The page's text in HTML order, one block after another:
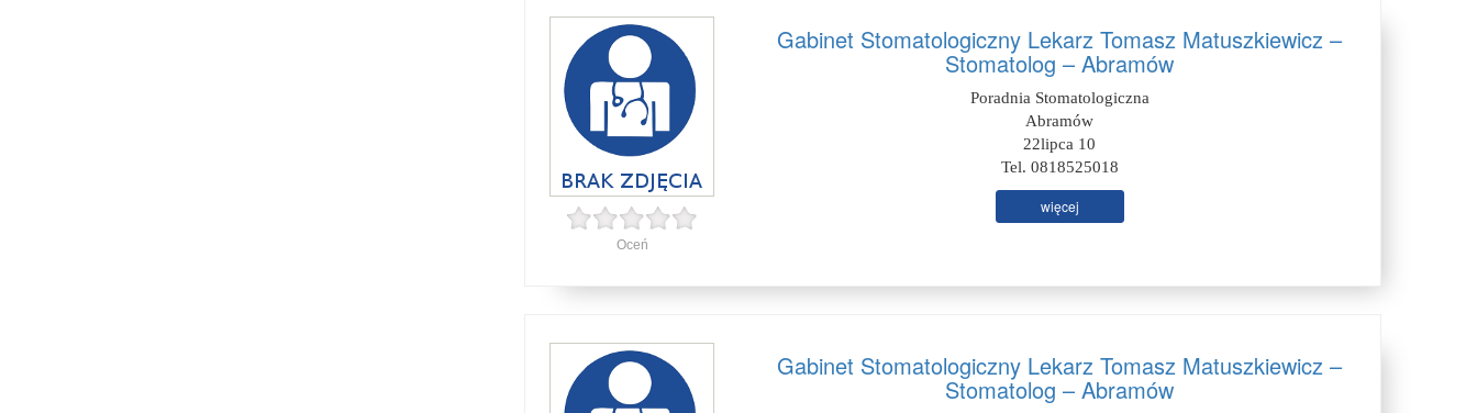
Oceń
Gabinet Stomatologiczny Lekarz Tomasz Matuszkiewicz –
Stomatolog – Abramów
Poradnia Stomatologiczna
Abramów
22lipca 10
Tel. 0818525018
więcej
Gabinet Stomatologiczny Lekarz Tomasz Matuszkiewicz –
Stomatolog – Abramów